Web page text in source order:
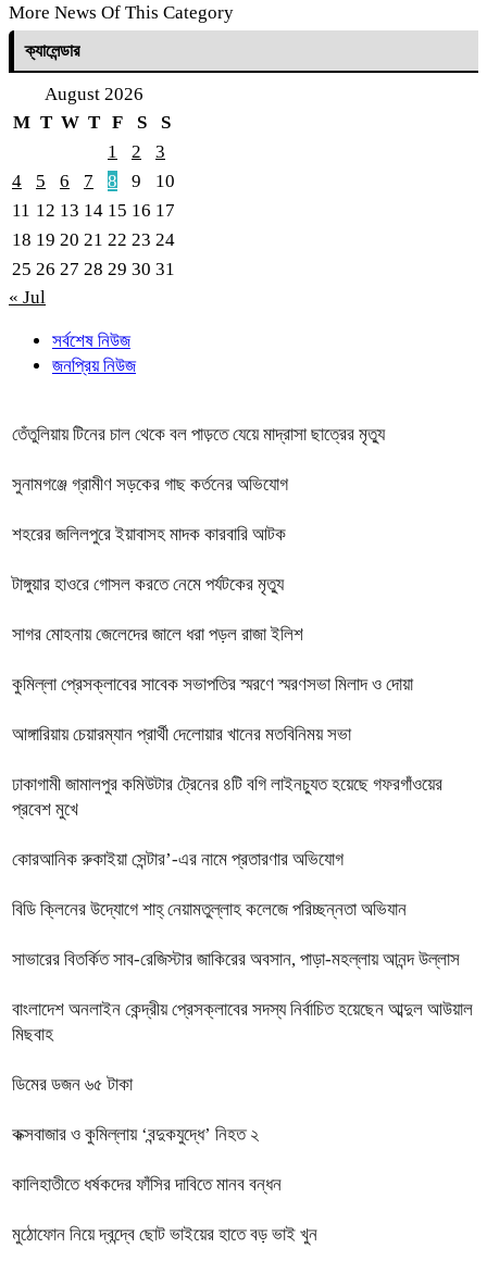
More News Of This Category
ক্যালেন্ডার
August 2026
M T W T F S
S
1
2
3
4
5 6 7 8 9
10
11 12 13 14 15 16 17
18 19 20 21 22 23 24
25 26 27 28 29 30 31
« Jul
সর্বশেষ নিউজ
জনপ্রিয় নিউজ
তেঁতুলিয়ায় টিনের চাল থেকে বল পাড়তে যেয়ে মাদ্রাসা ছাত্রের মৃত্যু
সুনামগঞ্জে গ্রামীণ সড়কের গাছ কর্তনের অভিযোগ
শহরের জলিলপুরে ইয়াবাসহ মাদক কারবারি আটক
টাঙ্গুয়ার হাওরে গোসল করতে নেমে পর্যটকের মৃত্যু
সাগর মোহনায় জেলেদের জালে ধরা পড়ল রাজা ইলিশ
কুমিল্লা প্রেসক্লাবের সাবেক সভাপতির স্মরণে স্মরণসভা মিলাদ ও দোয়া
আঙ্গারিয়ায় চেয়ারম্যান প্রার্থী দেলোয়ার খানের মতবিনিময় সভা
ঢাকাগামী জামালপুর কমিউটার ট্রেনের ৪টি বগি লাইনচ্যুত হয়েছে গফরগাঁওয়ের
প্রবেশ মুখে
কোরআনিক রুকাইয়া সেন্টার’-এর নামে প্রতারণার অভিযোগ
বিডি ক্লিনের উদ্যোগে শাহ্ নেয়ামতুল্লাহ কলেজে পরিচ্ছন্নতা অভিযান
সাভারের বিতর্কিত সাব-রেজিস্টার জাকিরের অবসান, পাড়া-মহল্লায় আনন্দ উল্লাস
বাংলাদেশ অনলাইন কেন্দ্রীয় প্রেসক্লাবের সদস্য নির্বাচিত হয়েছেন আব্দুল আউয়াল
মিছবাহ
ডিমের ডজন ৬৫ টাকা
কক্সবাজার ও কুমিল্লায় ‘বন্দুকযুদ্ধে’ নিহত ২
কালিহাতীতে ধর্ষকদের ফাঁসির দাবিতে মানব বন্ধন
মুঠোফোন নিয়ে দ্বন্দ্বে ছোট ভাইয়ের হাতে বড় ভাই খুন